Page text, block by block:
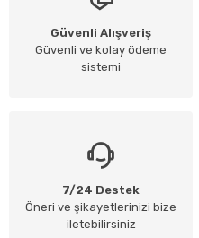
Güvenli Alışveriş
Güvenli ve kolay ödeme
sistemi
7/24 Destek
Öneri ve şikayetlerinizi bize
iletebilirsiniz